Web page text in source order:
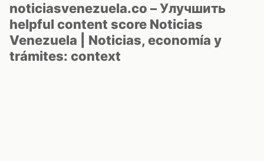
noticiasvenezuela.co – Улучшить
helpful content score Noticias
Venezuela | Noticias, economía y
trámites: context